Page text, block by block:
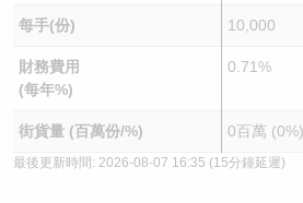
每手(份) 10,000
財務費用
(每年%)
0.71%
街貨量 (百萬份/%) 0百萬 (0%)
最後更新時間: 2026-08-07 16:35 (15分鐘延遲)